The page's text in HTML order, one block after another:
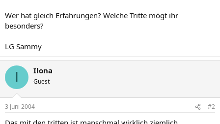
Wer hat gleich Erfahrungen? Welche Tritte mögt ihr
besonders?
LG Sammy
I Ilona
Guest
3 Juni 2004 #2